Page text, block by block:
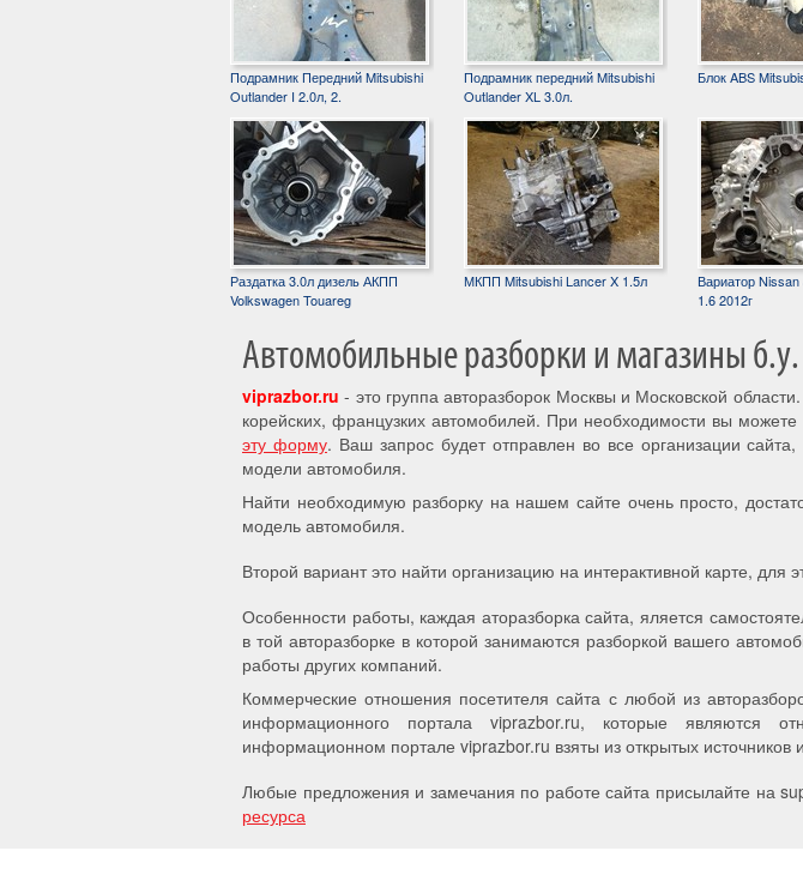
Подрамник Передний Mitsubishi
Outlander I 2.0л, 2.
Подрамник передний Mitsubishi
Outlander XL 3.0л.
Блок ABS
Раздатка 3.0л дизель АКПП
Volkswagen Touareg
МКПП Mitsubishi Lancer X 1.5л
Вариатор
1.6 2012г
Автомобильные разборки и магазины б.у.
viprazbor.ru - это группа авторазборок Москвы и Московской
корейских, французких автомобилей. При необходимости вы
эту форму. Ваш запрос будет отправлен во все организации
модели автомобиля.
Найти необходимую разборку на нашем сайте очень просто,
модель автомобиля.
Второй вариант это найти организацию на интерактивной карте,
Особенности работы, каждая аторазборка сайта, яляется
в той авторазборке в которой занимаются разборкой вашего
работы других компаний.
Коммерческие отношения посетителя сайта с любой из
информационного портала viprazbor.ru, которые являются
информационном портале viprazbor.ru взяты из открытых
Любые предложения и замечания по работе сайта присылайте на
ресурса